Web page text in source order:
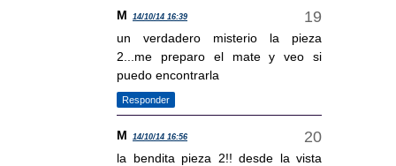
M 14/10/14 16:39
un verdadero misterio la pieza
2...me preparo el mate y veo si
puedo encontrarla
Responder
M 14/10/14 16:56
la bendita pieza 2!! desde la vista